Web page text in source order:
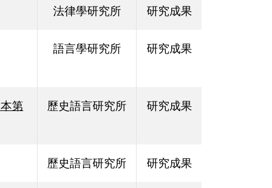
法律學研究所 研究成果
語言學研究所 研究成果
第
歷史語言研究所 研究成果
歷史語言研究所 研究成果